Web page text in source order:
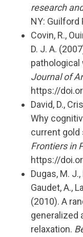
research
NY: Guilford
Covin, R.,
D. J. A.
pathological
Journal of
https://
David, D.,
Why
current gold
Frontiers in
https://
Dugas, M. J.,
Gaudet, A.,
(2010). A
generalized
relaxation.